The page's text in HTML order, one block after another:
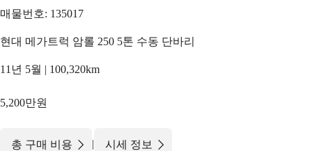
매물번호: 135017
현대 메가트럭 암롤 250 5톤 수동 단바리
11년 5월 | 100,320km
5,200만원
총 구매 비용 | 시세 정보